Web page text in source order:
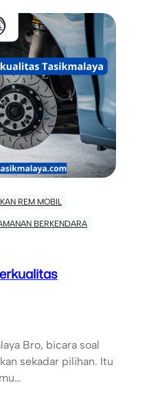
REM MOBIL
BERKENDARA
Bro, bicara soal
sekadar pilihan. Itu